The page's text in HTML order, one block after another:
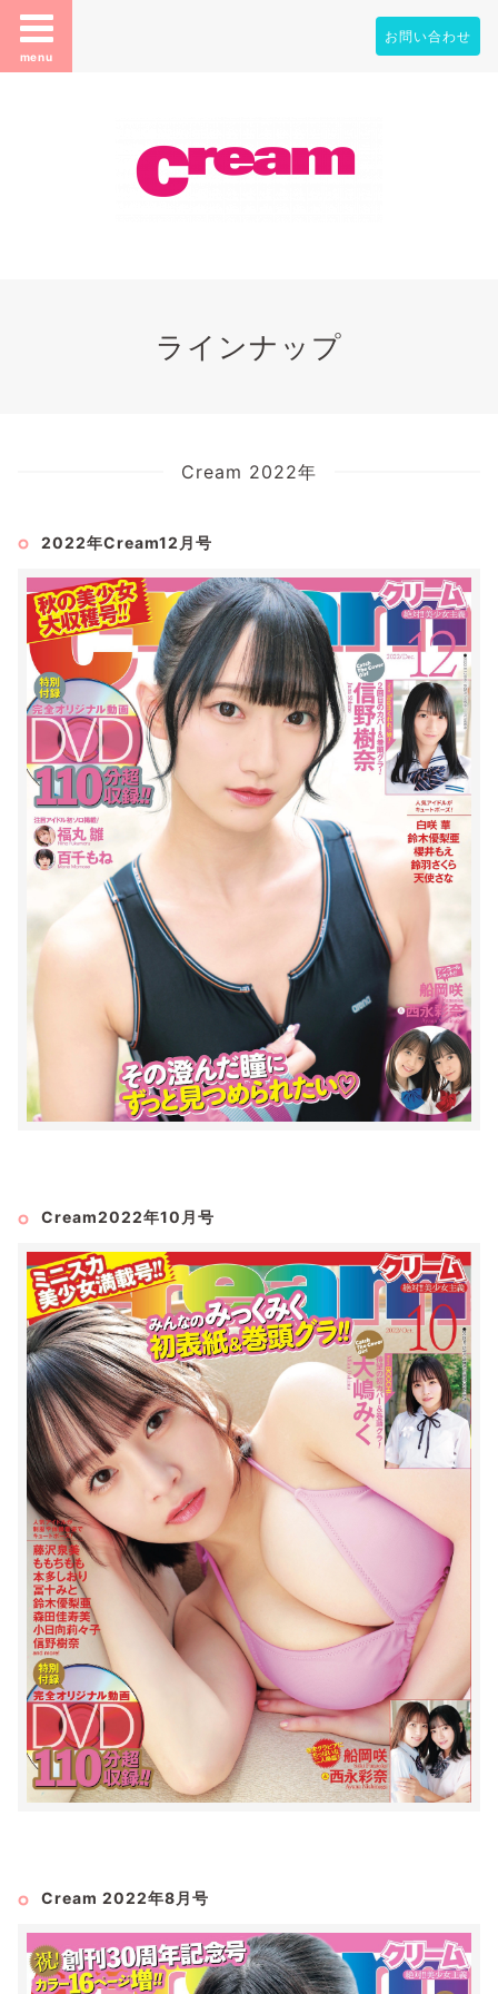
menu
お問い合わせ
ラインナップ
Cream 2022年
2022年Cream12月号
Cream2022年10月号
Cream 2022年8月号